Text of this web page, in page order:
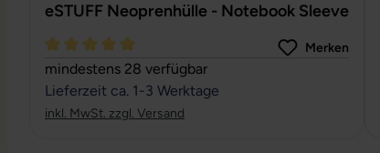
eSTUFF Neoprenhülle - Notebook Sleeve
Durchschnittliche Bewertung von 5 von 5 Sternen
Merken
mindestens 28 verfügbar
Lieferzeit ca. 1-3 Werktage
inkl. MwSt. zzgl. Versand